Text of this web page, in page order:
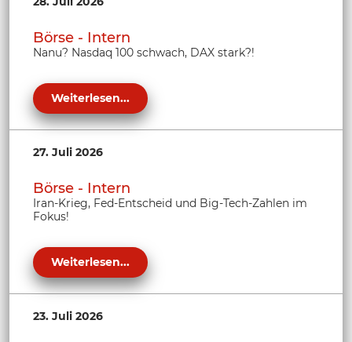
Börse - Intern
Nanu? Nasdaq 100 schwach, DAX stark?!
Weiterlesen...
27. Juli 2026
Börse - Intern
Iran-Krieg, Fed-Entscheid und Big-Tech-Zahlen im
Fokus!
Weiterlesen...
23. Juli 2026